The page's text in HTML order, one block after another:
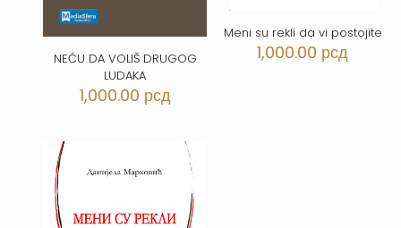
NEĆU DA VOLIŠ DRUGOG
LUDAKA
1,000.00 рсд
Meni su rekli da vi postojite
1,000.00 рсд